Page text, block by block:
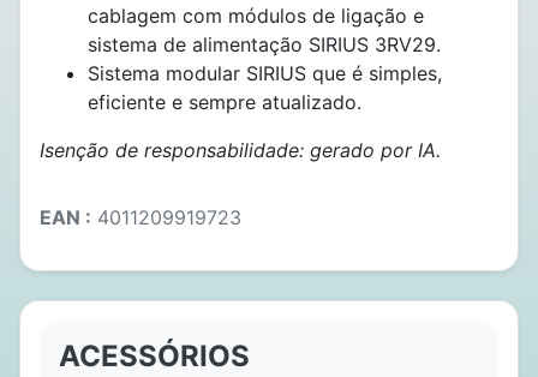
cablagem com módulos de ligação e
sistema de alimentação SIRIUS 3RV29.
Sistema modular SIRIUS que é simples,
eficiente e sempre atualizado.
Isenção de responsabilidade: gerado por IA.
EAN : 4011209919723
ACESSÓRIOS